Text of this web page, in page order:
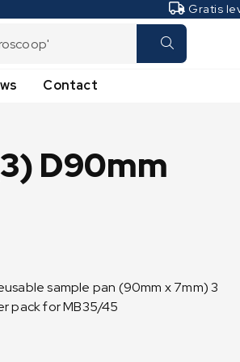
Gratis
Kraanweegschalen
Vloerweegschalen
Contact
D90mm
sample pan (90mm x 7mm) 3
pack for MB35/45